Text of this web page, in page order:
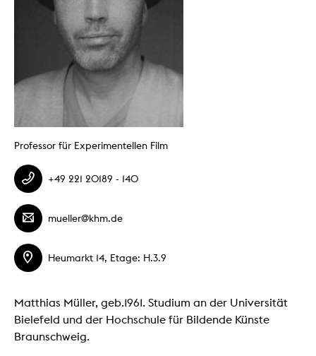
Professor für Experimentellen Film
+49 221 20189 - 140
mueller@khm.de
Heumarkt 14, Etage: H.3.9
Matthias Müller, geb.1961. Studium an der Universität
Bielefeld und der Hochschule für Bildende Künste
Braunschweig.